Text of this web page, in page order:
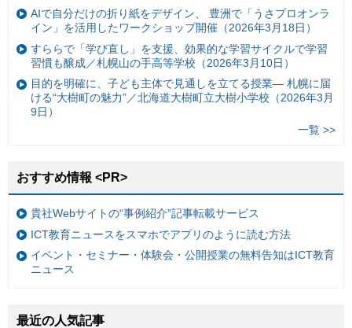
AIで自分だけの折り紙をデザイン、 豊洲で「うさプロオンラ
イン」を活用したワークショップ開催（2026年3月18日）
すららで「学び直し」を支援、効果的な学習サイクルで学習
習慣も醸成／札幌山の手高等学校（2026年3月10日）
目的を明確に、子ども主体で見通しを立てる授業— 札幌に届
ける“大樹町の魅力”／北海道大樹町立大樹小学校（2026年3月
9日）
一覧 >>
おすすめ情報 <PR>
貴社Webサイトの“事例紹介”記事転載サービス
ICT教育ニュースをスマホでアプリのように読む方法
イベント・セミナー・体験会・公開授業の無料告知はICT教育
ニュース
最近の人気記事